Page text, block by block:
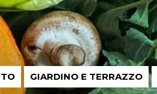
GIARDINO E TERRAZZO